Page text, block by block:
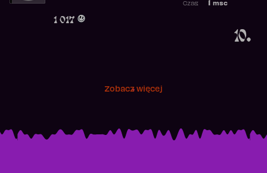
10.
1 017
msc
Czas:
Zobacz więcej